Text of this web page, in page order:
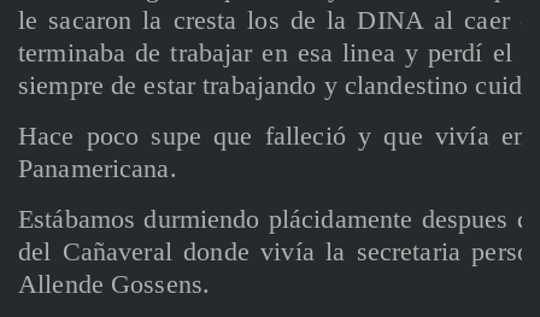
le sacaron la cresta los de la DINA al caer
terminaba de trabajar en esa linea y perdí el
siempre de estar trabajando y clandestino
Hace poco supe que falleció y que vivía en
Panamericana.
Estábamos durmiendo plácidamente despues
del Cañaveral donde vivía la secretaria
Allende Gossens.